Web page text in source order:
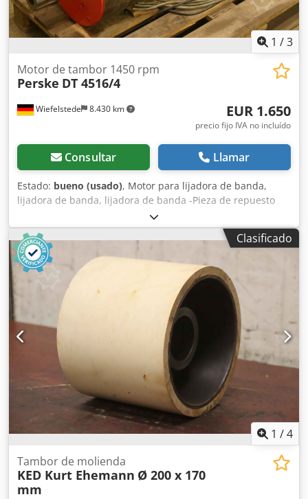
1 /3
Wiefelstede 8.430 km
Motor de tambor 1450 rpm
Perske DT 4516/4
EUR 1.650
precio fijo IVA no incluído
Consultar Llamar
Estado: bueno (usado), Motor para lijadora de banda,
lijadora de banda, lijadora de banda -Pieza de repuesto
para: Lijadoras EHEMANN Dksdob A I S Rspfx Ah Dsr -
Tambor: Ø 350 mm -Longitud del tambor: 1000 mm -
Velocidad de rotación: 1450 rpm -Potencia: 18 kW -
Diámetro del eje: Ø 80 mm -También disponibles otros
tamaños en stock -Peso: 450 kg
Clasificado
1 /4
Tambor de molienda
KED Kurt Ehemann Ø 200 x 170
mm